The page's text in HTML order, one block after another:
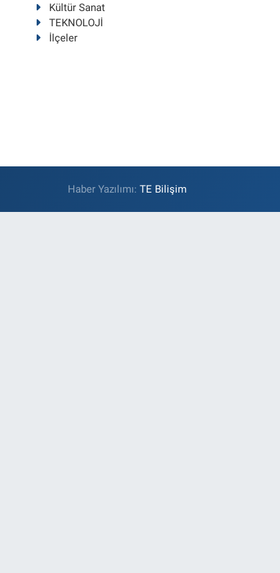
Kültür Sanat
TEKNOLOJİ
İlçeler
Haber Yazılımı:TE Bilişim